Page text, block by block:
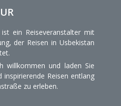
ein Reiseveranstalter mit
der Reisen in Usbekistan
willkommen und laden Sie
inspirierende Reisen entlang
zu erleben.